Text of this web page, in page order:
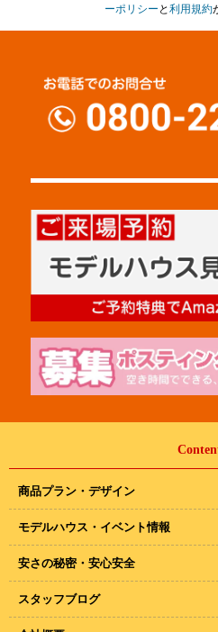
ーポリシー と利用規約
商品プラン・デザイン
モデルハウス・イベント情報
安さの秘密・安心安全
スタッフブログ